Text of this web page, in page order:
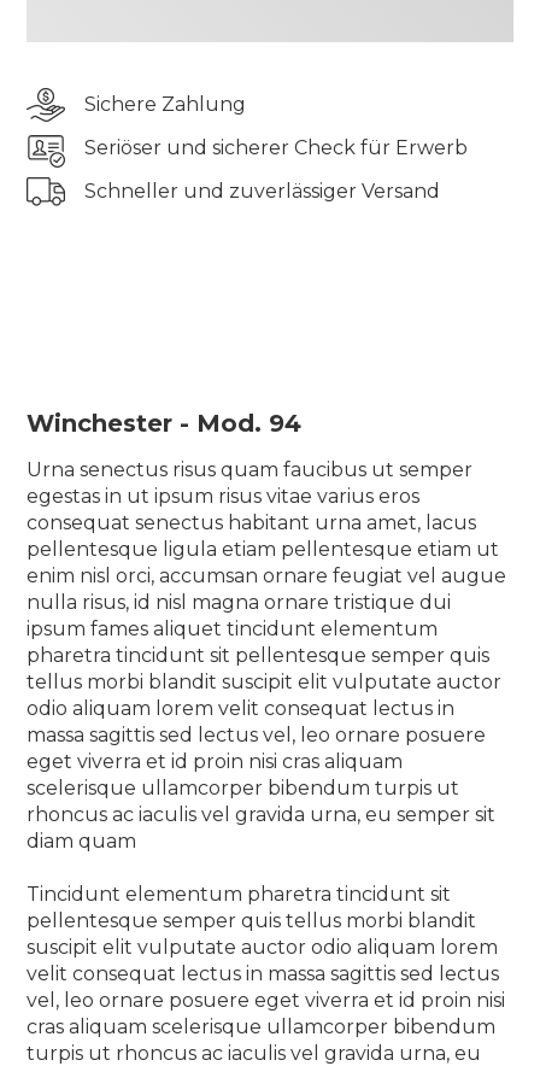
Sichere Zahlung
Seriöser und sicherer Check für Erwerb
Schneller und zuverlässiger Versand
scelerisque ullamcorper bibendum turpis ut
rhoncus ac iaculis vel gravida urna, eu semper sit
diam quam
Tincidunt elementum pharetra tincidunt sit
Winchester - Mod. 94
Urna senectus risus quam faucibus ut semper
egestas in ut ipsum risus vitae varius eros
consequat senectus habitant urna amet, lacus
pellentesque ligula etiam pellentesque etiam ut
enim nisl orci, accumsan ornare feugiat vel augue
nulla risus, id nisl magna ornare tristique dui
ipsum fames aliquet tincidunt elementum
pharetra tincidunt sit pellentesque semper quis
tellus morbi blandit suscipit elit vulputate auctor
odio aliquam lorem velit consequat lectus in
massa sagittis sed lectus vel, leo ornare posuere
eget viverra et id proin nisi cras aliquam
scelerisque ullamcorper bibendum turpis ut
rhoncus ac iaculis vel gravida urna, eu semper sit
diam quam
Tincidunt elementum pharetra tincidunt sit
pellentesque semper quis tellus morbi blandit
suscipit elit vulputate auctor odio aliquam lorem
velit consequat lectus in massa sagittis sed lectus
vel, leo ornare posuere eget viverra et id proin nisi
cras aliquam scelerisque ullamcorper bibendum
turpis ut rhoncus ac iaculis vel gravida urna, eu